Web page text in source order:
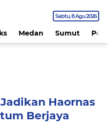
Sabtu 8 Agu 2026
Medan Sumut
Haornas
Berjaya